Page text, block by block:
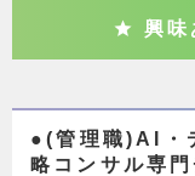
興味
●(管理職)AI・
略コンサル専